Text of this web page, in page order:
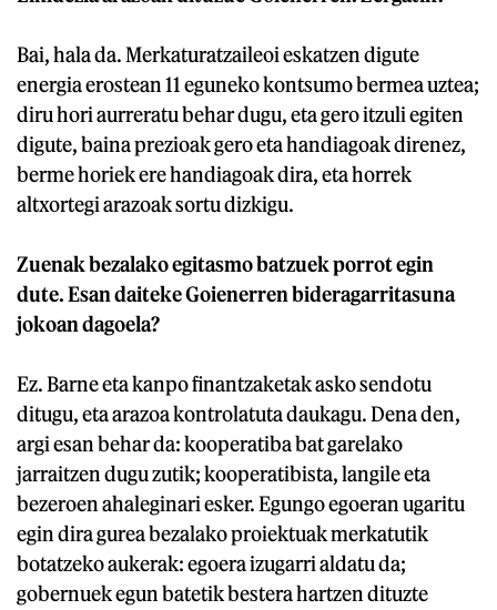
Bai, hala da. Merkaturatzaileoi eskatzen digute
energia erostean 11 eguneko kontsumo bermea uztea;
diru hori aurreratu behar dugu, eta gero itzuli egiten
digute, baina prezioak gero eta handiagoak direnez,
berme horiek ere handiagoak dira, eta horrek
altxortegi arazoak sortu dizkigu.
Zuenak bezalako egitasmo batzuek porrot egin
dute. Esan daiteke Goienerren bideragarritasuna
jokoan dagoela?
Ez. Barne eta kanpo finantzaketak asko sendotu
ditugu, eta arazoa kontrolatuta daukagu. Dena den,
argi esan behar da: kooperatiba bat garelako
jarraitzen dugu zutik; kooperatibista, langile eta
bezeroen ahaleginari esker. Egungo egoeran ugaritu
egin dira gurea bezalako proiektuak merkatutik
botatzeko aukerak: egoera izugarri aldatu da;
gobernuek egun batetik bestera hartzen dituzte